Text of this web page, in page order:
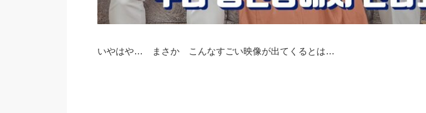
いやはや… まさか こんなすごい映像が出てくるとは…